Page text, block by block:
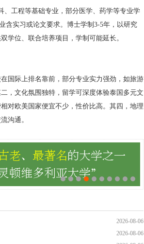
、工程等基础专业，部分医学、药学等专业学
含实习或论文要求。博士学制3-5年，以研究
学位、联合培养项目，学制可能延长。
国际上排名靠前，部分专业实力强劲，如旅游
，文化氛围独特，留学可深度体验泰国多元文
对欧美国家便宜不少，性价比高。其四，地理
沟通。
2026-08-06
2026-08-06